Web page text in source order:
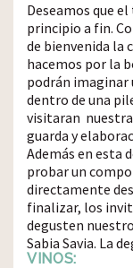
Deseamos que
principio a fin.
de bienvenida la
hacemos por la
podrán imaginar
dentro de una
visitaran nuestra
guarda y
Además en esta
probar un
directamente
finalizar, los
degusten
Sabia Savia. La
VINOS: